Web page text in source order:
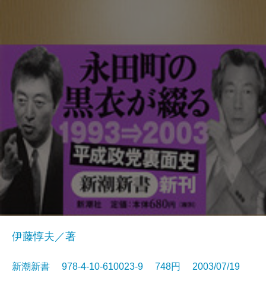
伊藤惇夫／著
新潮新書 978-4-10-610023-9 748円 2003/07/19